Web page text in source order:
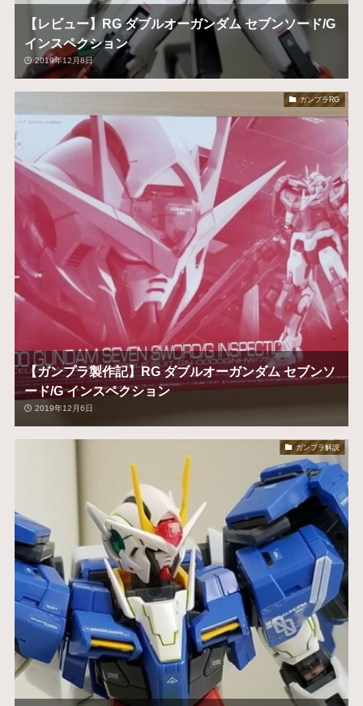
【レビュー】RG ダブルオーガンダム セブンソード/G
インスペクション
2019年12月8日
ガンプラRG
【ガンプラ製作記】RG ダブルオーガンダム セブンソ
ード/G インスペクション
2019年12月6日
ガンプラ解説